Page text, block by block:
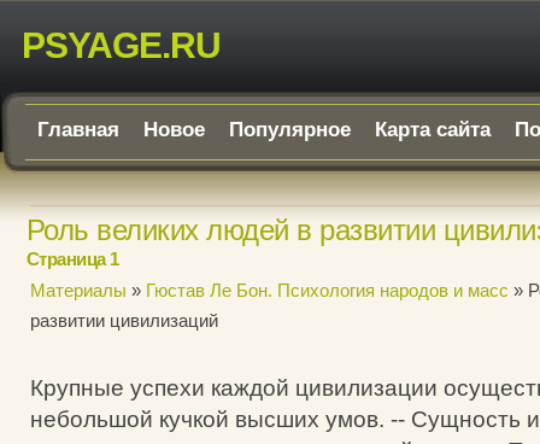
PSYAGE.RU
Главная Новое Популярное Карта сайта
Роль великих людей в развитии
Страница 1
Материалы » Гюстав Ле Бон. Психология народов и масс »
развитии цивилизаций
Крупные успехи каждой цивилизации
небольшой кучкой высших умов. -- Сущность